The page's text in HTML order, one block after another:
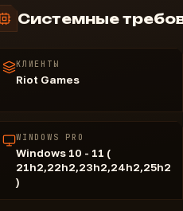
Системные
КЛИЕНТЫ
Riot Games
WINDOWS PRO
Windows 10 - 11 (
21h2,22h2,23h2,24h2,25h2
)